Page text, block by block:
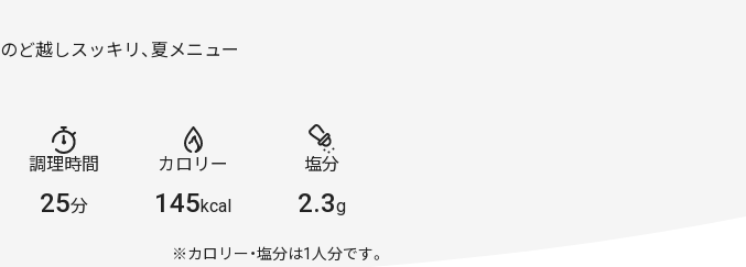
のど越しスッキリ、夏メニュー
調理時間
25分
カロリー
145kcal
塩分
2.3g
※カロリー・塩分は1人分です。